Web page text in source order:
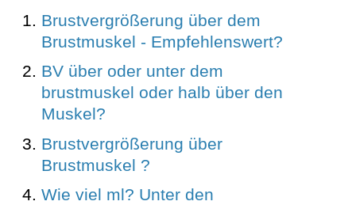
Brustvergrößerung über dem
Brustmuskel - Empfehlenswert?
BV über oder unter dem
brustmuskel oder halb über den
Muskel?
Brustvergrößerung über
Brustmuskel ?
Wie viel ml? Unter den